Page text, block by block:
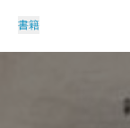
書籍